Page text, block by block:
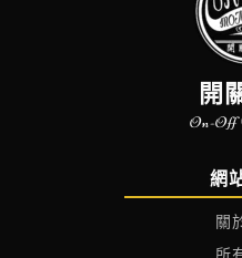
開
On-Off
網
關